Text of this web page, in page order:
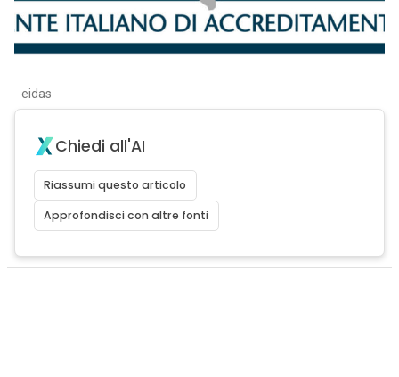
eidas
Chiedi all'AI
Riassumi questo articolo
Approfondisci con altre fonti